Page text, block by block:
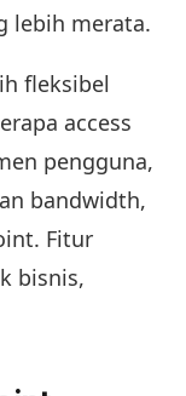
lebih merata.
fleksibel
access
pengguna,
bandwidth,
Fitur
bisnis,